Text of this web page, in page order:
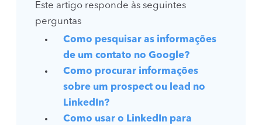
Este artigo responde às seguintes
perguntas
Como pesquisar as informações
de um contato no Google?
Como procurar informações
sobre um prospect ou lead no
LinkedIn?
Como usar o LinkedIn para